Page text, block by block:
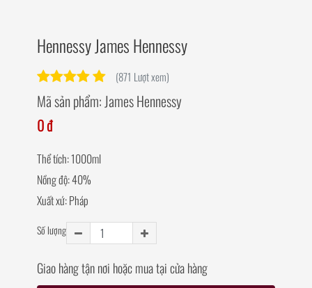
Hennessy James Hennessy
(871 Lượt xem)
Mã sản phẩm: James Hennessy
0 đ
Thể tích: 1000ml
Nồng độ: 40%
Xuất xứ: Pháp
Số lượng
Giao hàng tận nơi hoặc mua tại cửa hàng